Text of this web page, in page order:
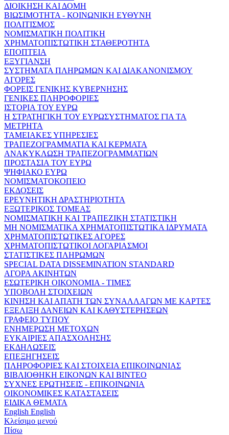
ΔΙΟΙΚΗΣΗ ΚΑΙ ΔΟΜΗ
ΒΙΩΣΙΜΟΤΗΤΑ - ΚΟΙΝΩΝΙΚΗ ΕΥΘΥΝΗ
ΠΟΛΙΤΙΣΜΟΣ
ΝΟΜΙΣΜΑΤΙΚΗ ΠΟΛΙΤΙΚΗ
ΧΡΗΜΑΤΟΠΙΣΤΩΤΙΚΗ ΣΤΑΘΕΡΟΤΗΤΑ
ΕΠΟΠΤΕΙΑ
ΕΞΥΓΙΑΝΣΗ
ΣΥΣΤΗΜΑΤΑ ΠΛΗΡΩΜΩΝ ΚΑΙ ΔΙΑΚΑΝΟΝΙΣΜΟΥ
ΑΓΟΡΕΣ
ΦΟΡΕΙΣ ΓΕΝΙΚΗΣ ΚΥΒΕΡΝΗΣΗΣ
ΓΕΝΙΚΕΣ ΠΛΗΡΟΦΟΡΙΕΣ
ΙΣΤΟΡΙΑ ΤΟΥ ΕΥΡΩ
Η ΣΤΡΑΤΗΓΙΚΗ ΤΟΥ ΕΥΡΩΣΥΣΤΗΜΑΤΟΣ ΓΙΑ ΤΑ
ΜΕΤΡΗΤΑ
ΤΑΜΕΙΑΚΕΣ ΥΠΗΡΕΣΙΕΣ
ΤΡΑΠΕΖΟΓΡΑΜΜΑΤΙΑ ΚΑΙ ΚΕΡΜΑΤΑ
ΑΝΑΚΥΚΛΩΣΗ ΤΡΑΠΕΖΟΓΡΑΜΜΑΤΙΩΝ
ΠΡΟΣΤΑΣΙΑ ΤΟΥ ΕΥΡΩ
ΨΗΦΙΑΚΟ ΕΥΡΩ
ΝΟΜΙΣΜΑΤΟΚΟΠΕΙΟ
ΕΚΔΟΣΕΙΣ
ΕΡΕΥΝΗΤΙΚΗ ΔΡΑΣΤΗΡΙΟΤΗΤΑ
ΕΞΩΤΕΡΙΚΟΣ ΤΟΜΕΑΣ
ΝΟΜΙΣΜΑΤΙΚΗ ΚΑΙ ΤΡΑΠΕΖΙΚΗ ΣΤΑΤΙΣΤΙΚΗ
ΜΗ ΝΟΜΙΣΜΑΤΙΚΑ ΧΡΗΜΑΤΟΠΙΣΤΩΤΙΚΑ ΙΔΡΥΜΑΤΑ
ΧΡΗΜΑΤΟΠΙΣΤΩΤΙΚΕΣ ΑΓΟΡΕΣ
ΧΡΗΜΑΤΟΠΙΣΤΩΤΙΚΟΙ ΛΟΓΑΡΙΑΣΜΟΙ
ΣΤΑΤΙΣΤΙΚΕΣ ΠΛΗΡΩΜΩΝ
SPECIAL DATA DISSEMINATION STANDARD
ΑΓΟΡΑ ΑΚΙΝΗΤΩΝ
ΕΣΩΤΕΡΙΚΗ ΟΙΚΟΝΟΜΙΑ - ΤΙΜΕΣ
ΥΠΟΒΟΛΗ ΣΤΟΙΧΕΙΩΝ
ΚΙΝΗΣΗ ΚΑΙ ΑΠΑΤΗ ΤΩΝ ΣΥΝΑΛΛΑΓΩΝ ΜΕ ΚΑΡΤΕΣ
ΕΞΕΛΙΞΗ ΔΑΝΕΙΩΝ ΚΑΙ ΚΑΘΥΣΤΕΡΗΣΕΩΝ
ΓΡΑΦΕΙΟ ΤΥΠΟΥ
ΕΝΗΜΕΡΩΣΗ ΜΕΤΟΧΩΝ
ΕΥΚΑΙΡΙΕΣ ΑΠΑΣΧΟΛΗΣΗΣ
ΕΚΔΗΛΩΣΕΙΣ
ΕΠΕΞΗΓΗΣΕΙΣ
ΠΛΗΡΟΦΟΡΙΕΣ ΚΑΙ ΣΤΟΙΧΕΙΑ ΕΠΙΚΟΙΝΩΝΙΑΣ
ΒΙΒΛΙΟΘΗΚΗ ΕΙΚΟΝΩΝ ΚΑΙ ΒΙΝΤΕΟ
ΣΥΧΝΕΣ ΕΡΩΤΗΣΕΙΣ - ΕΠΙΚΟΙΝΩΝΙΑ
ΟΙΚΟΝΟΜΙΚΕΣ ΚΑΤΑΣΤΑΣΕΙΣ
ΕΙΔΙΚΑ ΘΕΜΑΤΑ
English English
Κλείσιμο μενού
Πίσω